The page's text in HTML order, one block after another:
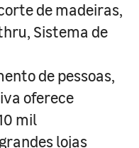
de madeiras,
Sistema de
de pessoas,
oferece
mil
lojas